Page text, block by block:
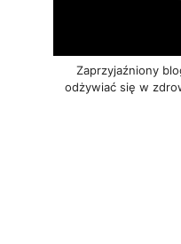
Zaprzyjaźniony
odżywiać się w